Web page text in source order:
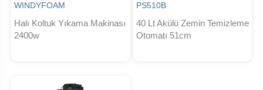
WINDYFOAM
Halı Koltuk Yıkama Makinası
2400w
PS510B
40 Lt Akülü Zemin Temizleme
Otomatı 51cm